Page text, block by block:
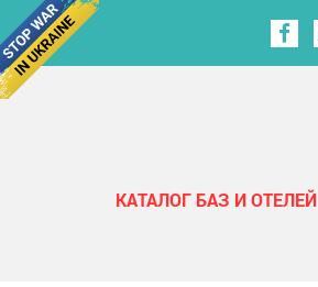
КАТАЛОГ БАЗ И ОТЕЛЕЙ